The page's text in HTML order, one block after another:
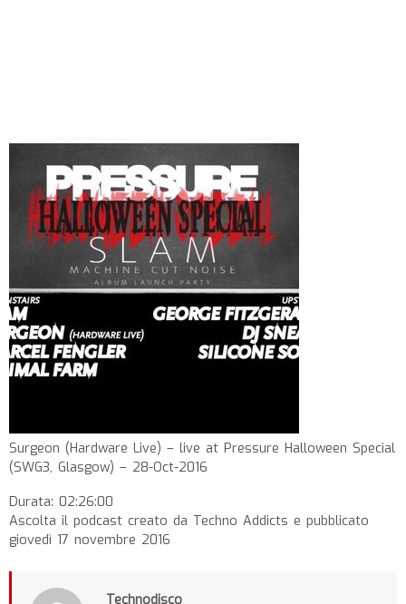
Surgeon (Hardware Live) – live at Pressure Halloween Special
(SWG3, Glasgow) – 28-Oct-2016
Durata: 02:26:00
Ascolta il podcast creato da Techno Addicts e pubblicato
giovedì 17 novembre 2016
Technodisco